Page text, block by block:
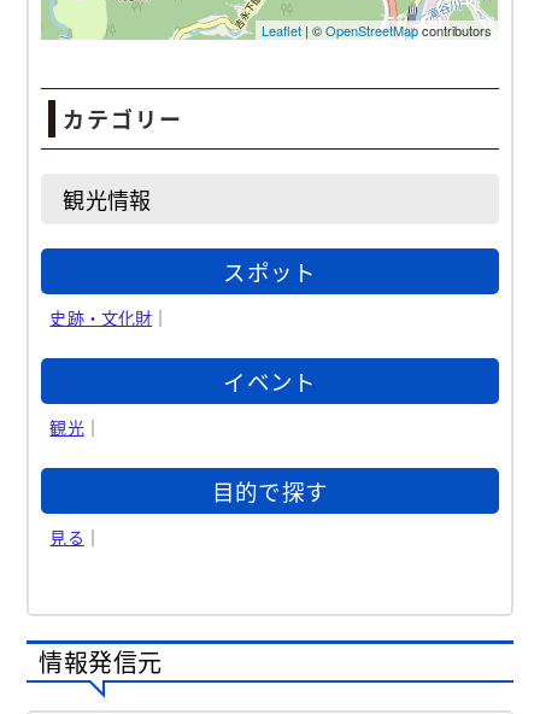
カテゴリー
観光情報
スポット
史跡・文化財 ｜
イベント
観光｜
目的で探す
見る ｜
情報発信元